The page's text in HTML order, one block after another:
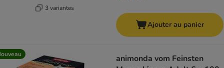
3 variantes
Ajouter au panier
animonda vom Feinsten